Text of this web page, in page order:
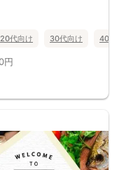
20代向け 30代向け 40代
円